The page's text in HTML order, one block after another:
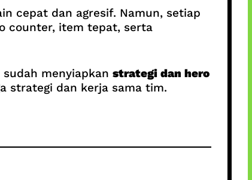
cepat dan agresif. Namun, setiap
counter, item tepat, serta
menyiapkan strategi dan hero
strategi dan kerja sama tim.